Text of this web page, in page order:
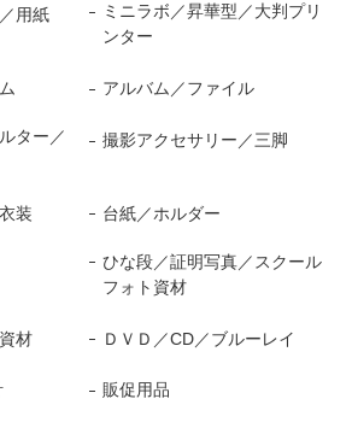
用紙
ミニラボ／昇華型／大判プリ
ンター
アルバム／ファイル
ター／
撮影アクセサリー／三脚
装 台紙／ホルダー
ひな段／証明写真／スクール
フォト資材
材 ＤＶＤ／CD／ブルーレイ
販促用品